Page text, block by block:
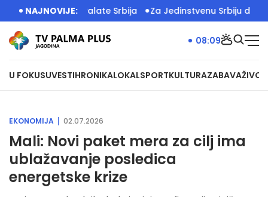
NAJNOVIJE:
ispred Palate Srbija Za Jedinstvenu Srbiju deca
U FOKUSUVESTIHRONIKALOKALSPORTKULTURAZABAVAŽIVOT
08:09
EKONOMIJA 02.07.2026
Mali: Novi paket mera za cilj ima
ublažavanje posledica
energetske krize